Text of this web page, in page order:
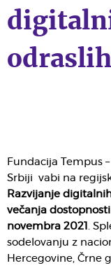
odraslih
Fundacija Tempus
Srbiji vabi na
Razvijanje
večanja
novembra 2021 .
sodelovanju z
Hercegovine, Črne